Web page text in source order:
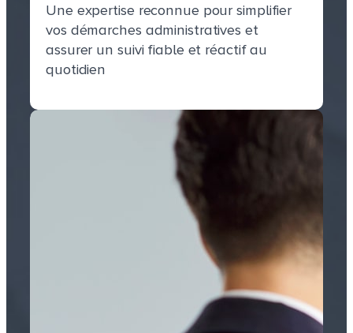
Gestion
Une expertise reconnue pour simplifier
vos démarches administratives et
assurer un suivi fiable et réactif au
quotidien